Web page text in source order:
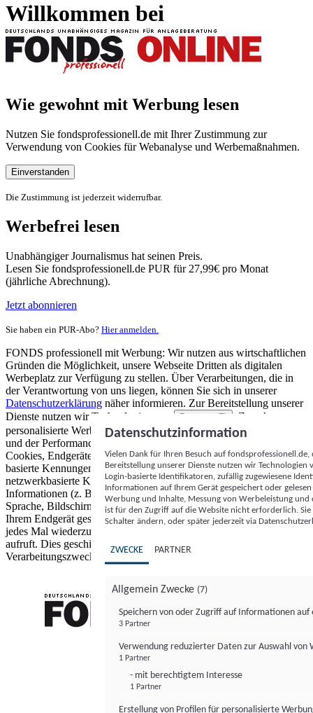
Willkommen bei
Wie gewohnt mit Werbung lesen
Nutzen Sie fondsprofessionell.de mit Ihrer Zustimmung zur
Verwendung von Cookies für Webanalyse und Werbemaßnahmen.
Einverstanden
Die Zustimmung ist jederzeit widerrufbar.
Werbefrei lesen
Unabhängiger Journalismus hat seinen Preis.
Lesen Sie fondsprofessionell.de PUR für 27,99€ pro Monat
(jährliche Abrechnung).
Jetzt abonnieren
Sie haben ein PUR-Abo? Hier anmelden.
FONDS professionell mit Werbung: Wir nutzen aus wirtschaftlichen
Gründen die Möglichkeit, unsere Webseite Dritten als digitalen
Werbeplatz zur Verfügung zu stellen. Über Verarbeitungen, die in
der Verantwortung von uns liegen, können Sie sich in unserer
Datenschutzerklärung näher informieren. Zur Bereitstellung unserer
Dienste nutzen wir Technologien von
Partnern (5)
. Zwecke:
personalisierte Werbung und Inhalte, Messung von Werbeleistung
und der Performance von Inhalten sowie Zielgruppenforschung.
Cookies, Endgeräte- oder ähnliche Online-Kennungen (z. B. login-
basierte Kennungen, zufällig generierte Kennungen,
netzwerkbasierte Kennungen) können zusammen mit anderen
Informationen (z. B. Browsertyp und Browserinformationen,
Sprache, Bildschirmgröße, unterstützte Technologien usw.) auf
Ihrem Endgerät gespeichert oder von dort ausgelesen werden, um es
jedes Mal wiederzuerkennen, wenn es eine App oder einer Webseite
aufruft. Dies geschieht für einen oder mehrere der hier aufgeführten
Verarbeitungszwecke.
Datenschutzinformation
Vielen Dank für Ihren Besuch auf
Bereitstellung unserer Dienste nutzen wir Technologien
Login-basierte Identifikatoren, zufällig zugewiesene
Informationen auf Ihrem Gerät gespeichert oder
Werbung und Inhalte, Messung von Werbeleistung
ist für den Zugriff auf die Website nicht erforderlich.
Schalter ändern, oder später jederzeit via
ZWECKE PARTNER
Allgemein Zwecke (7)
Speichern von oder Zugriff auf Informationen auf
3 Partner
Verwendung reduzierter Daten zur Auswahl von
1 Partner
- mit berechtigtem Interesse
1 Partner
Erstellung von Profilen für personalisierte
FONDS professionell